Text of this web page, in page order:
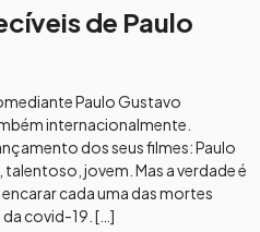
de Paulo
Paulo Gustavo
internacionalmente.
dos seus filmes: Paulo
jovem. Mas a verdade é
cada uma das mortes
covid-19. […]